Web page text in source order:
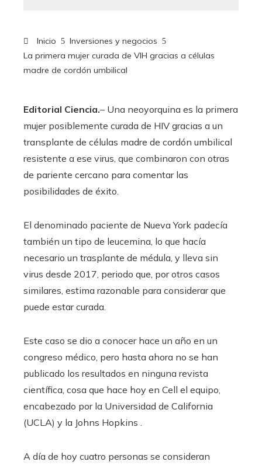
Inicio
Inversiones y negocios
La primera mujer curada de VIH gracias a células
madre de cordón umbilical
Editorial Ciencia.– Una neoyorquina es la primera
mujer posiblemente curada de HIV gracias a un
transplante de células madre de cordón umbilical
resistente a ese virus, que combinaron con otras
de pariente cercano para comentar las
posibilidades de éxito.
El denominado paciente de Nueva York padecía
también un tipo de leucemina, lo que hacía
necesario un trasplante de médula, y lleva sin
virus desde 2017, periodo que, por otros casos
similares, estima razonable para considerar que
puede estar curada.
Este caso se dio a conocer hace un año en un
congreso médico, pero hasta ahora no se han
publicado los resultados en ninguna revista
científica, cosa que hace hoy en Cell el equipo,
encabezado por la Universidad de California
(UCLA) y la Johns Hopkins .
A día de hoy cuatro personas se consideran